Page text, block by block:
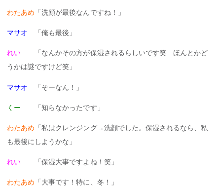
わたあめ 「洗顔が最後なんですね！」
マサオ 「俺も最後‍‍」
れい
「なんかその方が保湿されるらしいです笑 ほんとかど
うかは謎ですけど笑」
マサオ 「そーなん！」
くー 「知らなかったです」
わたあめ 「私はクレンジング→洗顔でした。保湿されるなら、私
も最後にしようかな」
れい 「保湿大事ですよね！笑」
わたあめ 「大事です！特に、冬！」